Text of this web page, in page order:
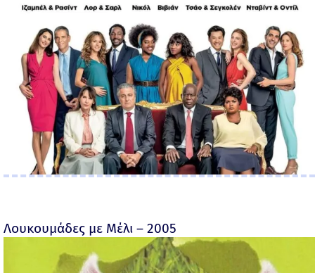
Λουκουμάδες με Μέλι – 2005